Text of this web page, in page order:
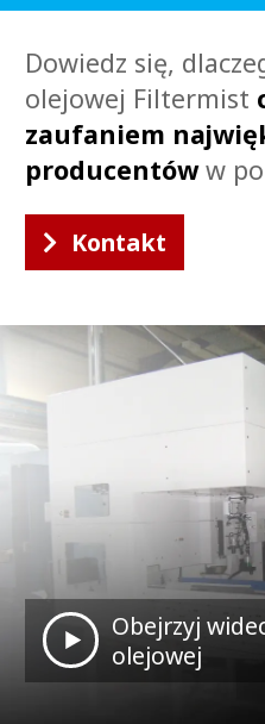
Dowiedz się,
olejowej Filtermist
zaufaniem
producentóww
Kontakt
Obejrzyj
olejowej